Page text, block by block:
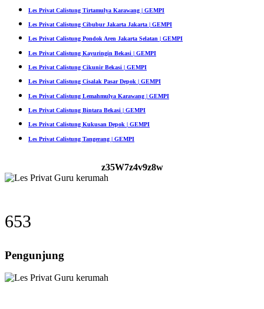
Les Privat Calistung Tirtamulya Karawang | GEMPI
Les Privat Calistung Cibubur Jakarta Jakarta | GEMPI
Les Privat Calistung Pondok Aren Jakarta Selatan | GEMPI
Les Privat Calistung Kayuringin Bekasi | GEMPI
Les Privat Calistung Cikunir Bekasi | GEMPI
Les Privat Calistung Cisalak Pasar Depok | GEMPI
Les Privat Calistung Lemahmulya Karawang | GEMPI
Les Privat Calistung Bintara Bekasi | GEMPI
Les Privat Calistung Kukusan Depok | GEMPI
Les Privat Calistung Tangerang | GEMPI
z35W7z4v9z8w
653
Pengunjung